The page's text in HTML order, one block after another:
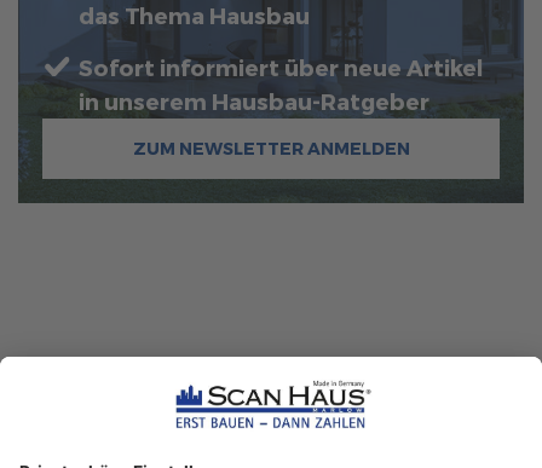
das Thema Hausbau
Sofort informiert über neue Artikel
in unserem Hausbau-Ratgeber
ZUM NEWSLETTER ANMELDEN